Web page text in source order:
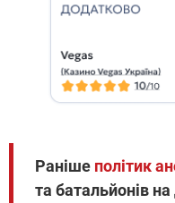
Раніше політик
та батальйонів